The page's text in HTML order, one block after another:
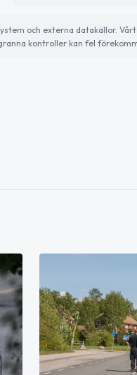
och externa datakällor.
kontroller kan fel